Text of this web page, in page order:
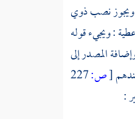
ويجوز نصب ذوي
: ويجيء قوله
المصدر إلى
[ص:227
: